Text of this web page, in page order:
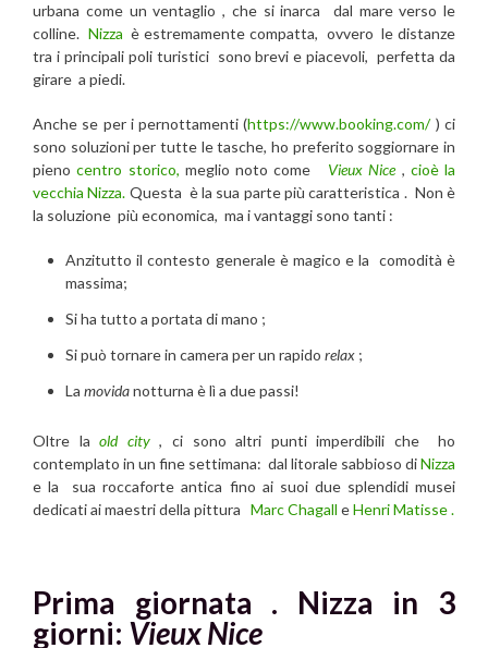
urbana come un ventaglio , che si inarca dal mare verso le
colline. Nizza è estremamente compatta, ovvero le distanze
tra i principali poli turistici sono brevi e piacevoli, perfetta da
girare a piedi.
Anche se per i pernottamenti (https://www.booking.com/) ci
sono soluzioni per tutte le tasche, ho preferito soggiornare in
pienocentro storico, meglio noto come Vieux Nice, cioè la
vecchia Nizza. Questa è la sua parte più caratteristica . Non è
la soluzione più economica, ma i vantaggi sono tanti :
Anzitutto il contesto generale è magico e la comodità è
massima;
Si ha tutto a portata di mano ;
Si può tornare in camera per un rapido relax ;
La movidanotturna è lì a due passi!
Oltre laold city, ci sono altri punti imperdibili che ho
contemplato in un fine settimana: dal litorale sabbioso diNizza
e la sua roccaforte antica fino ai suoi due splendidi musei
dedicati ai maestri della pittura Marc Chagall eHenri Matisse .
Prima giornata . Nizza in 3
giorni: Vieux Nice